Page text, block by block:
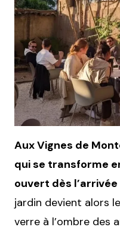
Aux Vignes de
qui se transforme
ouvert dès
jardin devient alors
verre à l’ombre des